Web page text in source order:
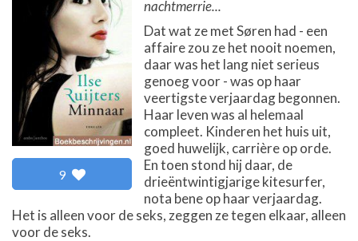
9
nachtmerrie...
Dat wat ze met Søren had - een
affaire zou ze het nooit noemen,
daar was het lang niet serieus
genoeg voor - was op haar
veertigste verjaardag begonnen.
Haar leven was al helemaal
compleet. Kinderen het huis uit,
goed huwelijk, carrière op orde.
En toen stond hij daar, de
drieëntwintigjarige kitesurfer,
nota bene op haar verjaardag.
Het is alleen voor de seks, zeggen ze tegen elkaar, alleen
voor de seks.